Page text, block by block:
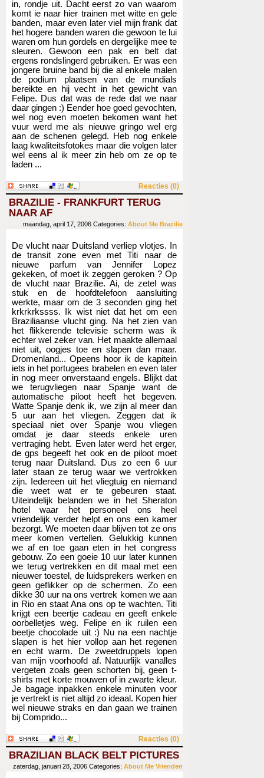
in, rondje uit. Dacht eerst zo van waarom
komt ie naar hier trainen met witte en gele
banden, maar even later viel mijn frank dat
het hogere banden waren die gewoon te lui
waren om hun gordels en dergelijke mee te
sleuren. Gewoon een pak en belt dat
ergens rondslingerd gebruiken. Er was een
jongere bruine band bij die al enkele malen
de podium plaatsen van de mundials
bereikte en hij vecht in het gewicht van
Felipe. Dus dat was de rede dat we naar
daar gingen :) Eender hoe goed gevochten,
wel nog even moeten bekomen want het
vuur werd me als nieuwe gringo wel erg
aan de schenen gelegd. Heb nog enkele
laag kwaliteitsfotokes maar die volgen later
wel eens al ik meer zin heb om ze op te
laden ...
Reacties (0)
BRAZILIE - FRANKFURT TERUG
NAAR AF
maandag, april 17, 2006 Categories: About Me Brazilie
De vlucht naar Duitsland verliep vlotjes. In
de transit zone even met Titi naar de
nieuwe parfum van Jennifer Lopez
gekeken, of moet ik zeggen geroken ? Op
de vlucht naar Brazilie. Ai, de zetel was
stuk en de hoofdtelefoon aansluiting
werkte, maar om de 3 seconden ging het
krkrkrkssss. Ik wist niet dat het om een
Braziliaanse vlucht ging. Na het zien van
het flikkerende televisie scherm was ik
echter wel zeker van. Het maakte allemaal
niet uit, oogjes toe en slapen dan maar.
Dromenland... Opeens hoor ik de kapitein
iets in het portugees brabelen en even later
in nog meer onverstaand engels. Blijkt dat
we terugvliegen naar Spanje want de
automatische piloot heeft het begeven.
Watte Spanje denk ik, we zijn al meer dan
5 uur aan het vliegen. Zeggen dat ik
speciaal niet over Spanje wou vliegen
omdat je daar steeds enkele uren
vertraging hebt. Even later werd het erger,
de gps begeeft het ook en de piloot moet
terug naar Duitsland. Dus zo een 6 uur
later staan ze terug waar we vertrokken
zijn. Iedereen uit het vliegtuig en niemand
die weet wat er te gebeuren staat.
Uiteindelijk belanden we in het Sheraton
hotel waar het personeel ons heel
vriendelijk verder helpt en ons een kamer
bezorgt. We moeten daar blijven tot ze ons
meer komen vertellen. Gelukkig kunnen
we af en toe gaan eten in het congress
gebouw. Zo een goeie 10 uur later kunnen
we terug vertrekken en dit maal met een
nieuwer toestel, de luidsprekers werken en
geen geflikker op de schermen. Zo een
dikke 30 uur na ons vertrek komen we aan
in Rio en staat Ana ons op te wachten. Titi
krijgt een beertje cadeau en geeft enkele
oorbelletjes weg. Felipe en ik ruilen een
beetje chocolade uit :) Nu na een nachtje
slapen is het hier vollop aan het regenen
en echt warm. De zweetdruppels lopen
van mijn voorhoofd af. Natuurlijk vanalles
vergeten zoals geen schorten bij, geen t-
shirts met korte mouwen of in zwarte kleur.
Je bagage inpakken enkele minuten voor
je vertrekt is niet altijd zo ideaal. Kopen hier
wel nieuwe straks en dan gaan we trainen
bij Comprido...
Reacties (0)
BRAZILIAN BLACK BELT PICTURES
zaterdag, januari 28, 2006 Categories: About Me Vrienden